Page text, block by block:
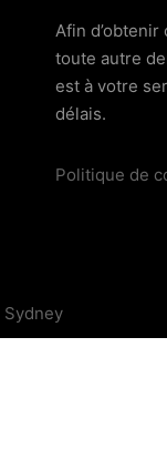
Afin
toute autre
est à votre
délais.
Politique de
Sydney